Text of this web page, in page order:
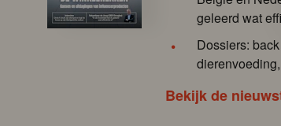
geleerd wat
Dossiers:
Bekijk de